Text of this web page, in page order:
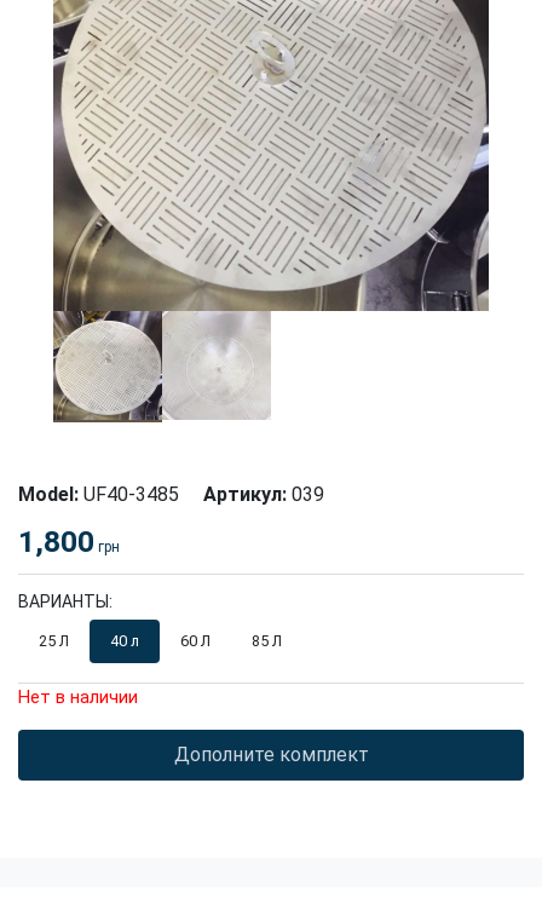
Model: UF40-3485 Артикул: 039
1,800 грн
ВАРИАНТЫ:
25 Л 40 л 60 Л 85 Л
Нет в наличии
Дополните комплект